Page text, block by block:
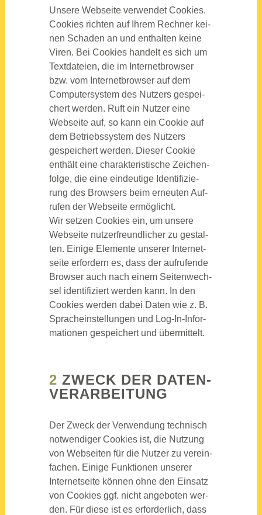
Unse­re Web­sei­te ver­wen­det Coo­kies.
Coo­kies rich­ten auf Ihrem Rech­ner kei­
nen Scha­den an und ent­hal­ten kei­ne
Viren. Bei Coo­kies han­delt es sich um
Text­da­tei­en, die im Inter­net­brow­ser
bzw. vom Inter­net­brow­ser auf dem
Com­pu­ter­sys­tem des Nut­zers gespei­
chert wer­den. Ruft ein Nut­zer eine
Web­sei­te auf, so kann ein Coo­kie auf
dem Betriebs­sys­tem des Nut­zers
gespei­chert wer­den. Die­ser Coo­kie
ent­hält eine cha­rak­te­ris­ti­sche Zei­chen­
fol­ge, die eine ein­deu­ti­ge Iden­ti­fi­zie­
rung des Brow­sers beim erneu­ten Auf­
ru­fen der Web­sei­te ermög­licht.
Wir set­zen Coo­kies ein, um unse­re
Web­sei­te nut­zer­freund­li­cher zu gestal­
ten. Eini­ge Ele­men­te unse­rer Inter­net­
sei­te erfor­dern es, dass der auf­ru­fen­de
Brow­ser auch nach einem Sei­ten­wech­
sel iden­ti­fi­ziert wer­den kann. In den
Coo­kies wer­den dabei Daten wie z. B.
Sprach­ein­stel­lun­gen und Log-In-Infor­
ma­tio­nen gespei­chert und über­mit­telt.
2 ZWECK DER DATEN­
VER­AR­BEI­TUNG
Der Zweck der Ver­wen­dung tech­nisch
not­wen­di­ger Coo­kies ist, die Nut­zung
von Web­sei­ten für die Nut­zer zu ver­ein­
fa­chen. Eini­ge Funk­tio­nen unse­rer
Inter­net­sei­te kön­nen ohne den Ein­satz
von Coo­kies ggf. nicht ange­bo­ten wer­
den. Für die­se ist es erfor­der­lich, dass